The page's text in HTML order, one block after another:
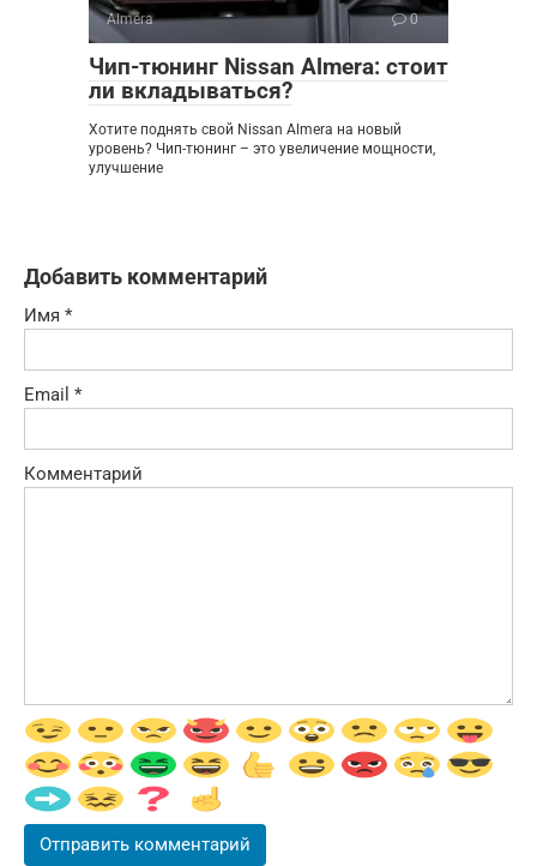
Almera 0
Чип-тюнинг Nissan Almera: стоит
ли вкладываться?
Хотите поднять свой Nissan Almera на новый
уровень? Чип-тюнинг – это увеличение мощности,
улучшение
Добавить комментарий
Имя *
Email *
Комментарий